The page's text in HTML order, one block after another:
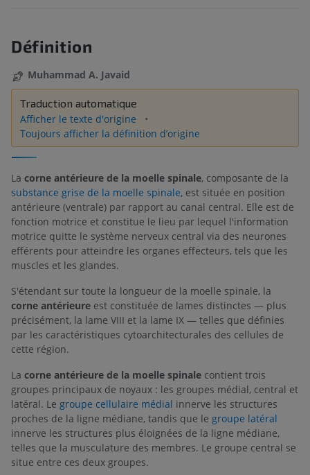
Définition
Muhammad A. Javaid
Traduction automatique
Afficher le texte d'origine
Toujours afficher la définition d’origine
La corne antérieure de la moelle spinale, composante de la
substance grise de la moelle spinale, est située en position
antérieure (ventrale) par rapport au canal central. Elle est de
fonction motrice et constitue le lieu par lequel l'information
motrice quitte le système nerveux central via des neurones
efférents pour atteindre les organes effecteurs, tels que les
muscles et les glandes.
S'étendant sur toute la longueur de la moelle spinale, la
corne antérieure est constituée de lames distinctes — plus
précisément, la lame VIII et la lame IX — telles que définies
par les caractéristiques cytoarchitecturales des cellules de
cette région.
La corne antérieure de la moelle spinale contient trois
groupes principaux de noyaux : les groupes médial, central et
latéral. Le groupe cellulaire médial innerve les structures
proches de la ligne médiane, tandis que le groupe latéral
innerve les structures plus éloignées de la ligne médiane,
telles que la musculature des membres. Le groupe central se
situe entre ces deux groupes.